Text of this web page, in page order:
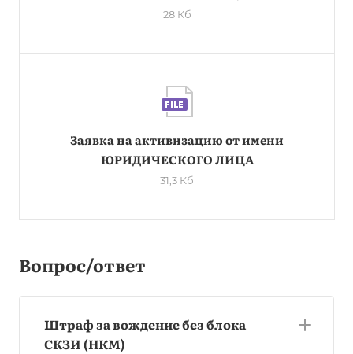
28 Кб
Заявка на активизацию от имени
ЮРИДИЧЕСКОГО ЛИЦА
31,3 Кб
Вопрос/ответ
Штраф за вождение без блока
СКЗИ (НКМ)